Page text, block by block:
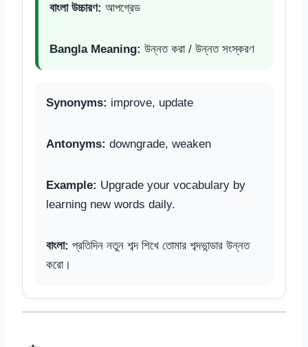
বাংলা উচ্চারণ: আপগ্রেড
Bangla Meaning: উন্নত করা / উন্নত সংস্করণ
Synonyms: improve, update
Antonyms: downgrade, weaken
Example: Upgrade your vocabulary by
learning new words daily.
বাংলা: প্রতিদিন নতুন শব্দ শিখে তোমার শব্দভান্ডার উন্নত
করো।